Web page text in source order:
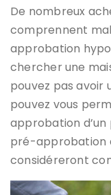
De nombreux
comprennent
approbation
chercher une
pouvez pas avoir
pouvez vous
approbation
pré-approbation
considéreront